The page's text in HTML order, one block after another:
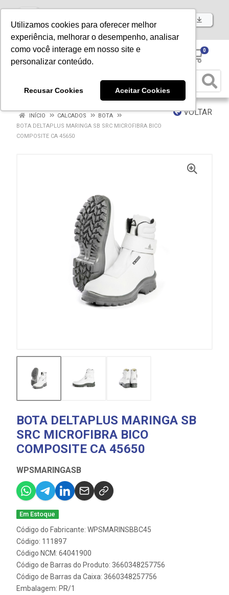
Utilizamos cookies para oferecer melhor
experiência, melhorar o desempenho, analisar
como você interage em nosso site e
personalizar conteúdo.
Recusar Cookies Aceitar Cookies
Baixe já nosso APP
0
VOLTAR
INÍCIO CALCADOS
BOTA
BOTA DELTAPLUS MARINGA SB SRC MICROFIBRA BICO
COMPOSITE CA 45650
BOTA DELTAPLUS MARINGA SB
SRC MICROFIBRA BICO
COMPOSITE CA 45650
WPSMARINGASB
Em Estoque
Código do Fabricante: WPSMARINSBBC45
Código: 111897
Código NCM: 64041900
Código de Barras do Produto: 3660348257756
Código de Barras da Caixa: 3660348257756
Embalagem: PR/1